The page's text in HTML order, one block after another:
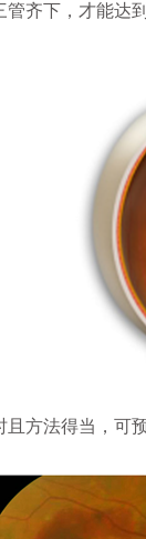
齐下，才能达
法得当，可预